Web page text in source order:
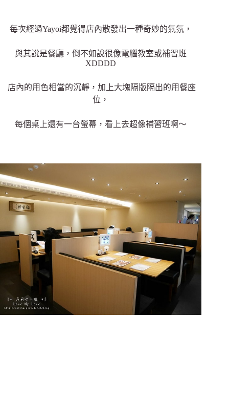
每次經過Yayoi都覺得店內散發出一種奇妙的氣氛，
與其說是餐廳，倒不如說很像電腦教室或補習班
XDDDD
店內的用色相當的沉靜，加上大塊隔版隔出的用餐座
位，
每個桌上還有一台螢幕，看上去超像補習班啊～